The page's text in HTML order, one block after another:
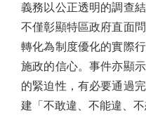
義務以公正透明的調查
不僅彰顯特區政府直面
轉化為制度優化的實際
施政的信心。事件亦顯
的緊迫性，有必要通過
建「不敢違、不能違、不